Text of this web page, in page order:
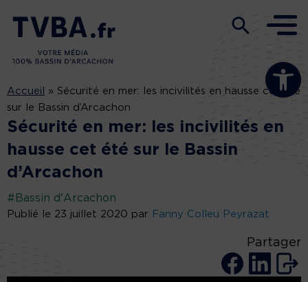
Ouvrir la
Accueil » Sécurité en mer: les incivilités en hausse cet été
sur le Bassin d’Arcachon
Sécurité en mer: les incivilités en
hausse cet été sur le Bassin
d’Arcachon
#Bassin d'Arcachon
Publié le 23 juillet 2020 par Fanny Colleu Peyrazat
Partager